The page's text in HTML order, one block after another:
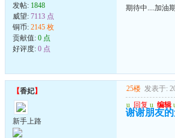
发帖: 1848
威望: 7113 点
铜币: 2145 枚
贡献值: 0 点
好评度: 0 点
期待中....加油
【香妃】
新手上路
25楼 发表于:
u 回复 u 编辑
谢谢朋友的